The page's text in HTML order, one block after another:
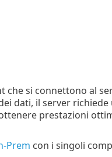
che si connettono al
dati, il server richiede
prestazioni
Prem con i singoli